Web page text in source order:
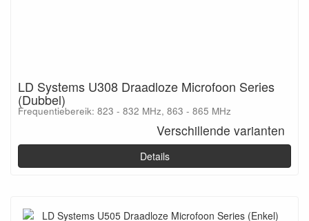
LD Systems U308 Draadloze Microfoon Series
(Dubbel)
Frequentiebereik: 823 - 832 MHz, 863 - 865 MHz
Verschillende varianten
Details